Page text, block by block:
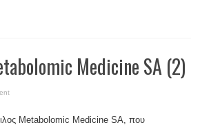
Medicine SA (2)
Metabolomic Medicine SA, που